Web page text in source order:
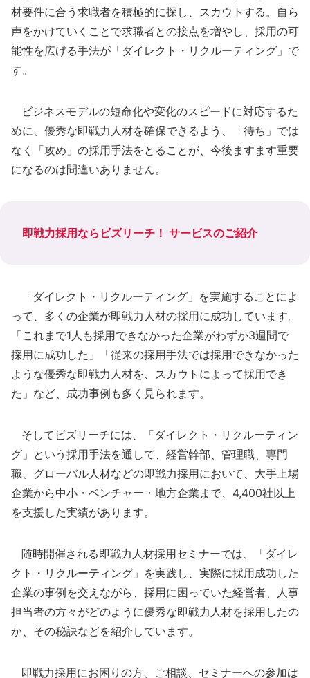
材要件に合う求職者を積極的に探し、スカウトする。自ら
声をかけていくことで求職者との接点を増やし、採用の可
能性を広げる手法が「ダイレクト・リクルーティング」で
す。
ビジネスモデルの短命化や変化のスピードに対応するた
めに、優秀な即戦力人材を確保できるよう、「待ち」では
なく「攻め」の採用手法をとることが、今後ますます重要
になるのは間違いありません。
即戦力採用ならビズリーチ！ サービスのご紹介
「ダイレクト・リクルーティング」を実施することによ
って、多くの企業が即戦力人材の採用に成功しています。
「これまで1人も採用できなかった企業がわずか3週間で
採用に成功した」「従来の採用手法では採用できなかった
ような優秀な即戦力人材を、スカウトによって採用でき
た」など、成功事例も多く見られます。
そしてビズリーチには、「ダイレクト・リクルーティン
グ」という採用手法を通して、経営幹部、管理職、専門
職、グローバル人材などの即戦力採用において、大手上場
企業から中小・ベンチャー・地方企業まで、4,400社以上
を支援した実績があります。
随時開催される即戦力人材採用セミナーでは、「ダイレ
クト・リクルーティング」を実践し、実際に採用成功した
企業の事例を交えながら、採用に困っていた経営者、人事
担当者の方々がどのように優秀な即戦力人材を採用したの
か、その秘訣などを紹介しています。
即戦力採用にお困りの方、ご相談、セミナーへの参加は